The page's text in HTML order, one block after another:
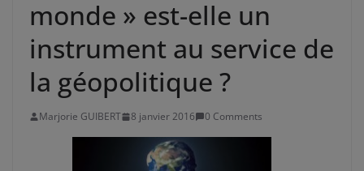
monde » est-elle un
instrument au service de
la géopolitique ?
Marjorie GUIBERT 8 janvier 2016 0 Comments